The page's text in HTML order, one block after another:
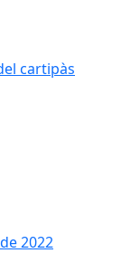
cartipàs
2022